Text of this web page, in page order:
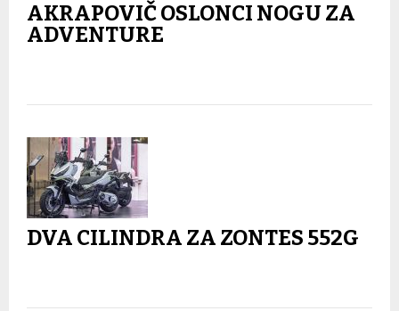
AKRAPOVIČ OSLONCI NOGU ZA
ADVENTURE
DVA CILINDRA ZA ZONTES 552G